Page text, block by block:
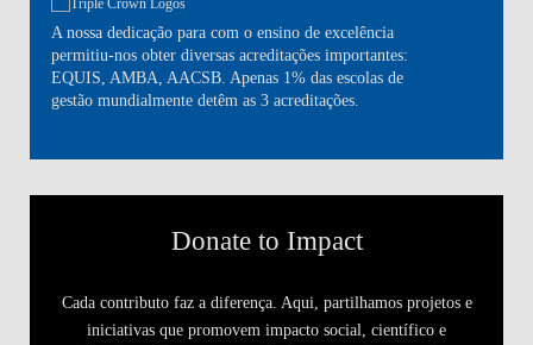
A nossa dedicação para com o ensino de excelência
permitiu-nos obter diversas acreditações importantes:
EQUIS, AMBA, AACSB. Apenas 1% das escolas de
gestão mundialmente detêm as 3 acreditações.
Donate to Impact
Cada contributo faz a diferença. Aqui, partilhamos projetos e
iniciativas que promovem impacto social, científico e